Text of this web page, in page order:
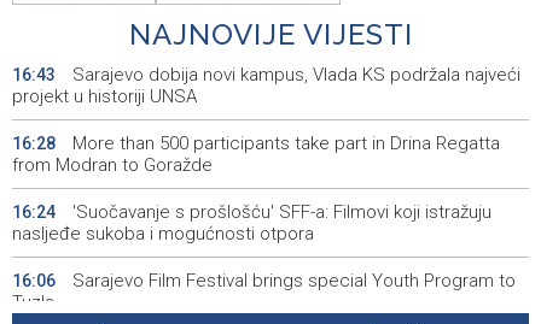
NAJNOVIJE VIJESTI
16:43
Sarajevo dobija novi kampus, Vlada KS podržala najveći
projekt u historiji UNSA
16:28
More than 500 participants take part in Drina Regatta
from Modran to Goražde
16:24
'Suočavanje s prošlošću' SFF-a: Filmovi koji istražuju
nasljeđe sukoba i mogućnosti otpora
16:06
Sarajevo Film Festival brings special Youth Program to
Tuzla